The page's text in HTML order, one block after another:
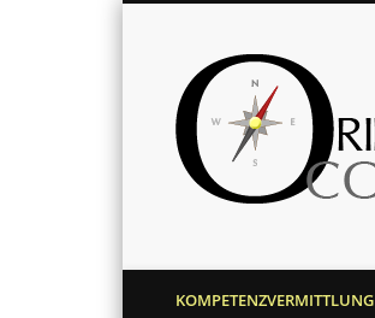
Harald J. Bolsinger
KOMPETENZVERMITTLUNG